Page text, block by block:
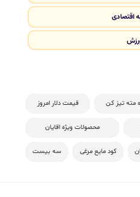
اقتصادی
مته تیز کن قیمت دلار امروز
محصولات ویژه اقایان
کود مایع مرغی سه بیست